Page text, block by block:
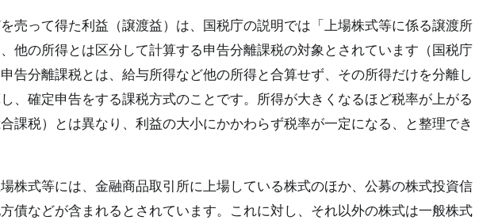
売って得た利益（譲渡益）は、国税庁の説明では「上場株式等に係る譲渡所
他の所得とは区分して計算する申告分離課税の対象とされています（国税庁
告分離課税とは、給与所得など他の所得と合算せず、その所得だけを分離し
、確定申告をする課税方式のことです。所得が大きくなるほど税率が上がる
課税）とは異なり、利益の大小にかかわらず税率が一定になる、と整理でき
株式等には、金融商品取引所に上場している株式のほか、公募の株式投資信
債などが含まれるとされています。これに対し、それ以外の株式は一般株式